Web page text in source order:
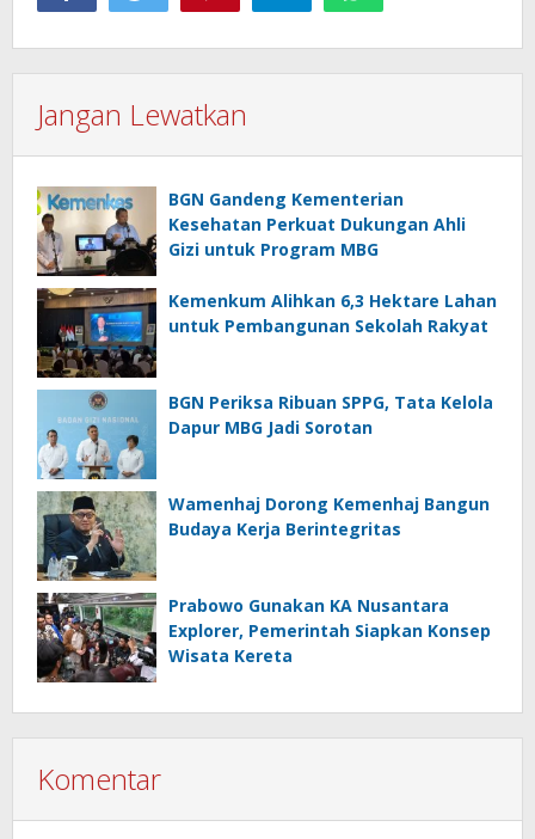
Jangan Lewatkan
BGN Gandeng Kementerian
Kesehatan Perkuat Dukungan Ahli
Gizi untuk Program MBG
Kemenkum Alihkan 6,3 Hektare Lahan
untuk Pembangunan Sekolah Rakyat
BGN Periksa Ribuan SPPG, Tata Kelola
Dapur MBG Jadi Sorotan
Wamenhaj Dorong Kemenhaj Bangun
Budaya Kerja Berintegritas
Prabowo Gunakan KA Nusantara
Explorer, Pemerintah Siapkan Konsep
Wisata Kereta
Komentar